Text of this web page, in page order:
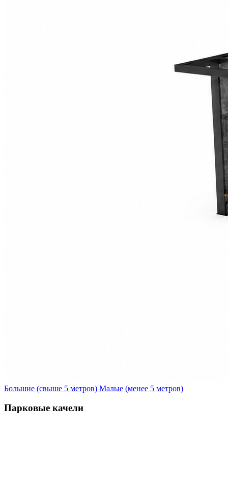
Большие (свыше 5 метров) Малые (менее 5 метров)
Парковые качели